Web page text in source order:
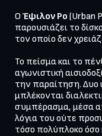
Ο Έψιλον Ρο (Urban
παρουσιάζει το δίσκο
τον οποίο δεν
Το πείσμα και το
αγωνιστική
την παραίτηση. Δυο
μπλέκονται
συμπέρασμα, μέσα
λόγια του ούτε
τόσο πολύπλοκο όσο